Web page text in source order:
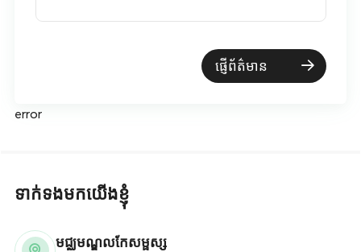
ផ្ញើព័ត៌មាន
error
ទាក់ទងមកយើងខ្ញុំ
មជ្ឈមណ្ឌលកែសម្ផស្ស